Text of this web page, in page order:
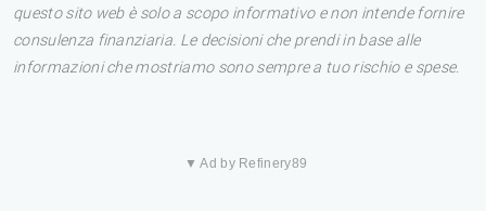
questo sito web è solo a scopo informativo e non intende fornire
consulenza finanziaria. Le decisioni che prendi in base alle
informazioni che mostriamo sono sempre a tuo rischio e spese.
▼ Ad by Refinery89